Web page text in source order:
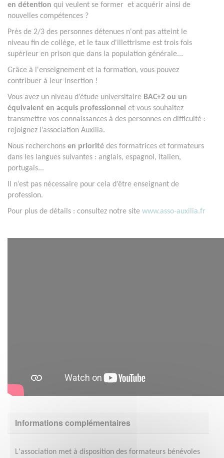
en détention qui veulent se former et acquérir ainsi de
nouvelles compétences ?
Près de 2/3 des personnes détenues n'ont pas atteint le
niveau fin de collège, et le taux d'illettrisme est trois fois
supérieur en prison que dans la population générale...
Grâce à l'enseignement et la formation, vous pouvez
contribuer à leur insertion !
Vous avez un niveau d’étude universitaire BAC+2 ou un
équivalent en acquis professionnel et vous souhaitez
transmettre vos connaissances à des personnes en difficulté :
rejoignez l’association Auxilia.
Nous recherchons en priorité des formatrices et formateurs
dans les langues suivantes : anglais, espagnol, italien,
portugais...
Il n’est pas nécessaire pour cela d’être enseignant de
profession.
Pour plus de détails : consultez notre site www.asso-auxilia.fr
Informations complémentaires
L'association met à disposition des formateurs bénévoles